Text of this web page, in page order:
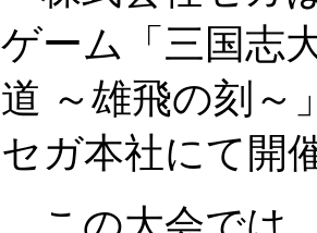
ゲーム「三国志
道 ～雄飛の刻～
セガ本社にて開